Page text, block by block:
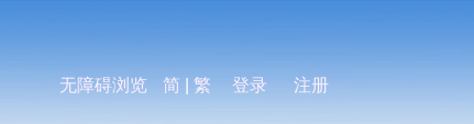
无障碍浏览 简 繁 登录 注册